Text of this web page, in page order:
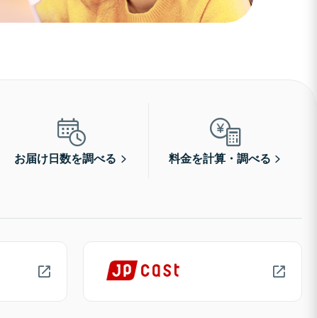
お届け日数を調べる 料金を計算・調べる